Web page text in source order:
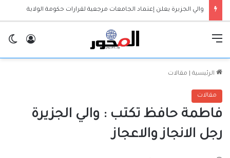
والي الجزيرة يعلن إعتماد الجامعات مرجعية لقرارات حكومة الولاية
الرئيسية مقالات
مقالات
فاطمة حافظ تكتب : والي الجزيرة
رجل الانجاز والاعجاز